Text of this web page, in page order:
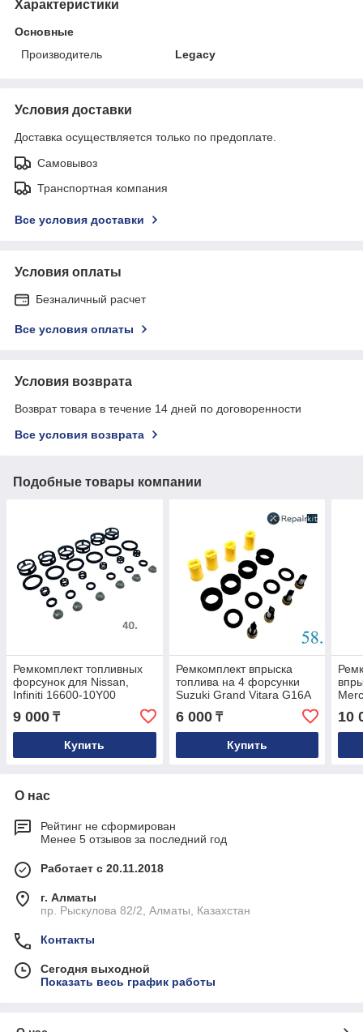
Характеристики
Основные
Производитель
Legacy
Условия доставки
Доставка осуществляется только по предоплате.
Самовывоз
Транспортная компания
Все условия доставки
Условия оплаты
Безналичный расчет
Все условия оплаты
Условия возврата
Возврат товара в течение 14 дней по договоренности
Все условия возврата
Подобные товары компании
Ремкомплект топливных
форсунок для Nissan,
Infiniti 16600-10Y00
9 000 ₸
Купить
Ремкомплект впрыска
топлива на 4 форсунки
Suzuki Grand Vitara G16A
6 000₸
Купить
10
О нас
Рейтинг не сформирован
Менее 5 отзывов за последний год
Работает с 20.11.2018
г. Алматы
пр. Рыскулова 82/2, Алматы, Казахстан
Контакты
Сегодня выходной
Показать весь график работы